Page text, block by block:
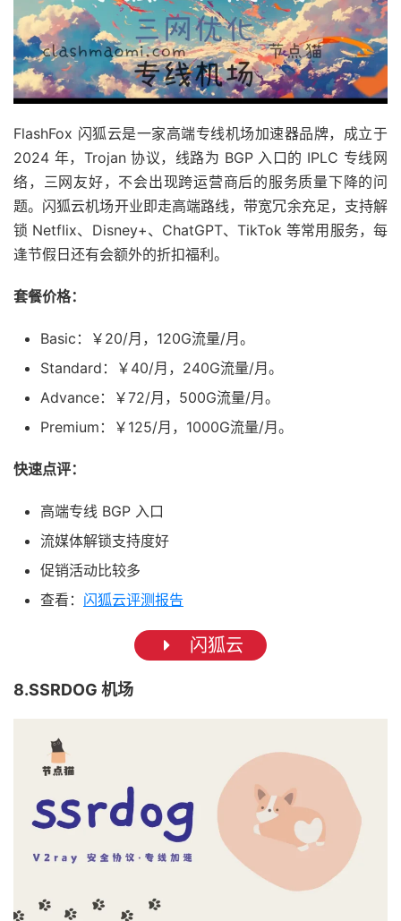
FlashFox 闪狐云是一家高端专线机场加速器品牌，成立于
2024 年，Trojan 协议，线路为 BGP 入口的 IPLC 专线网
络，三网友好，不会出现跨运营商后的服务质量下降的问
题。闪狐云机场开业即走高端路线，带宽冗余充足，支持解
锁 Netflix、Disney+、ChatGPT、TikTok 等常用服务，每
逢节假日还有会额外的折扣福利。
套餐价格：
Basic：￥20/月，120G流量/月。
Standard：￥40/月，240G流量/月。
Advance：￥72/月，500G流量/月。
Premium：￥125/月，1000G流量/月。
快速点评：
高端专线 BGP 入口
流媒体解锁支持度好
促销活动比较多
查看： 闪狐云评测报告
闪狐云
8.SSRDOG 机场